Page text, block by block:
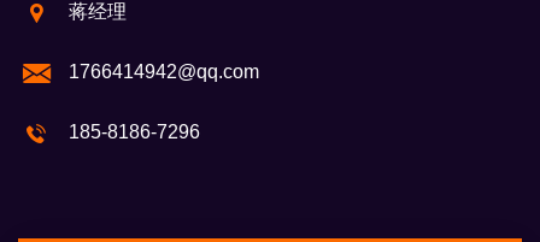
蒋经理
1766414942@qq.com
185-8186-7296